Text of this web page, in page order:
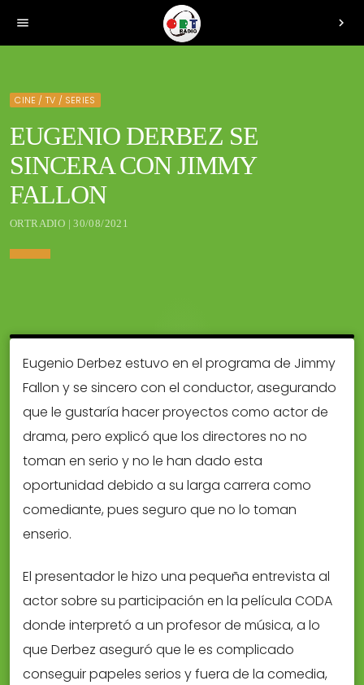
menu chevron_right
CINE / TV / SERIES
EUGENIO DERBEZ SE
SINCERA CON JIMMY
FALLON
ORTRADIO | 30/08/2021
Eugenio Derbez estuvo en el programa de Jimmy
Fallon y se sincero con el conductor, asegurando
que le gustaría hacer proyectos como actor de
drama, pero explicó que los directores no no
toman en serio y no le han dado esta
oportunidad debido a su larga carrera como
comediante, pues seguro que no lo toman
enserio.
El presentador le hizo una pequeña entrevista al
actor sobre su participación en la película CODA
donde interpretó a un profesor de música, a lo
que Derbez aseguró que le es complicado
conseguir papeles serios y fuera de la comedia,